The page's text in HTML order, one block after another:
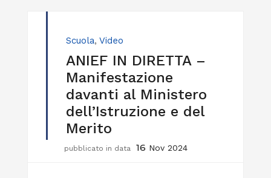
Scuola, Video
ANIEF IN DIRETTA –
Manifestazione
davanti al Ministero
dell’Istruzione e del
Merito
pubblicato in data 16 Nov 2024